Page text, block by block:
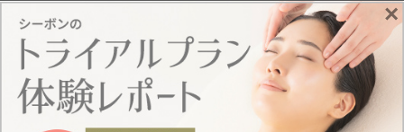
スキンケア
メイクの上から保湿はできる？
手軽に保湿できるアイテムや乾
燥を防ぐメイクのコツも紹介
スキンケア
日やけ止めは「こまめな塗り直
し」が必須！タイミングや効果
を高めるテクを解説
化粧品 日やけ止め
×